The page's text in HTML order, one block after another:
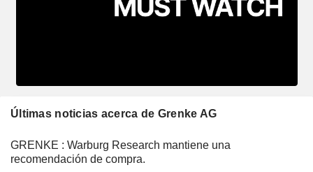
Últimas noticias acerca de Grenke AG
GRENKE : Warburg Research mantiene una
recomendación de compra.